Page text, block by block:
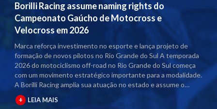
Borilli Racing assume naming rights do
Campeonato Gaúcho de Motocross e
Velocross em 2026
Marca reforça investimento no esporte e lança projeto de
formação de novos pilotos no Rio Grande do Sul A temporada
2026 do motociclismo off-road no Rio Grande do Sul começa
com um movimento estratégico importante para a modalidade.
A Borilli Racing amplia sua atuação no estado e assume o
naming rights dos principais campeonatos regionais. Com o
acordo firmado junto à Federação Gaúcha de Motociclismo
+ LEIA MAIS